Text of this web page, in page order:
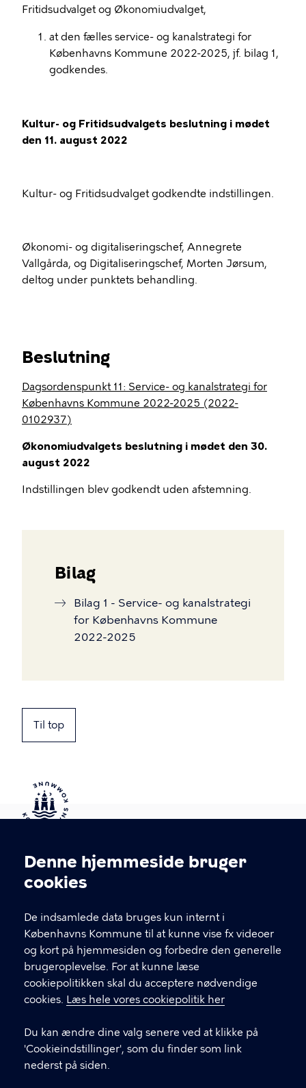
Cookieindstillinger
Denne hjemmeside bruger
cookies
De indsamlede data bruges kun internt i
Københavns Kommune til at kunne vise fx videoer
og kort på hjemmesiden og forbedre den generelle
brugeroplevelse. For at kunne læse
cookiepolitikken skal du acceptere nødvendige
cookies. Læs hele vores cookiepolitik her
Du kan ændre dine valg senere ved at klikke på
'Cookieindstillinger', som du finder som link
nederst på siden.
Fritidsudvalget og Økonomiudvalget,
at den fælles service- og kanalstrategi for
Københavns Kommune 2022-2025, jf. bilag 1,
godkendes.
Kultur- og Fritidsudvalgets beslutning i mødet
den 11. august 2022
Kultur- og Fritidsudvalget godkendte indstillingen.
Økonomi- og digitaliseringschef, Annegrete
Vallgårda, og Digitaliseringschef, Morten Jørsum,
deltog under punktets behandling.
Beslutning
Dagsordenspunkt 11: Service- og kanalstrategi for
Københavns Kommune 2022-2025 (2022-
0102937)
Økonomiudvalgets beslutning i mødet den 30.
august 2022
Indstillingen blev godkendt uden afstemning.
Bilag
Bilag 1 - Service- og kanalstrategi
for Københavns Kommune
2022-2025
Til top
Kontakt Københavns Kommune
T
fFind andre kontakter her
CVR-nummer64942212
GENVEJE
Digital Post
Databeskyttelse